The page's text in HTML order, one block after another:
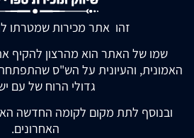
זהו אתר מכירות שמטרתו
שמו של האתר הוא מהרצון להקיף
האמונית, והעיונית על הש"ס
גדולי הרוח של עם
ובנוסף לתת מקום לקומה החדשה
האחרונים.